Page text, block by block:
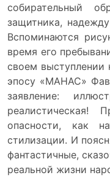
собирательный
защитника,
Вспоминаются
время его
своем выступлении
эпосу «МАНАС»
заявление:
реалистическая!
опасности, как
стилизации. И
фантастичные,
реальной жизни